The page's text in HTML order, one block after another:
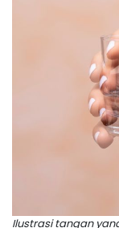
Ilustrasi tangan